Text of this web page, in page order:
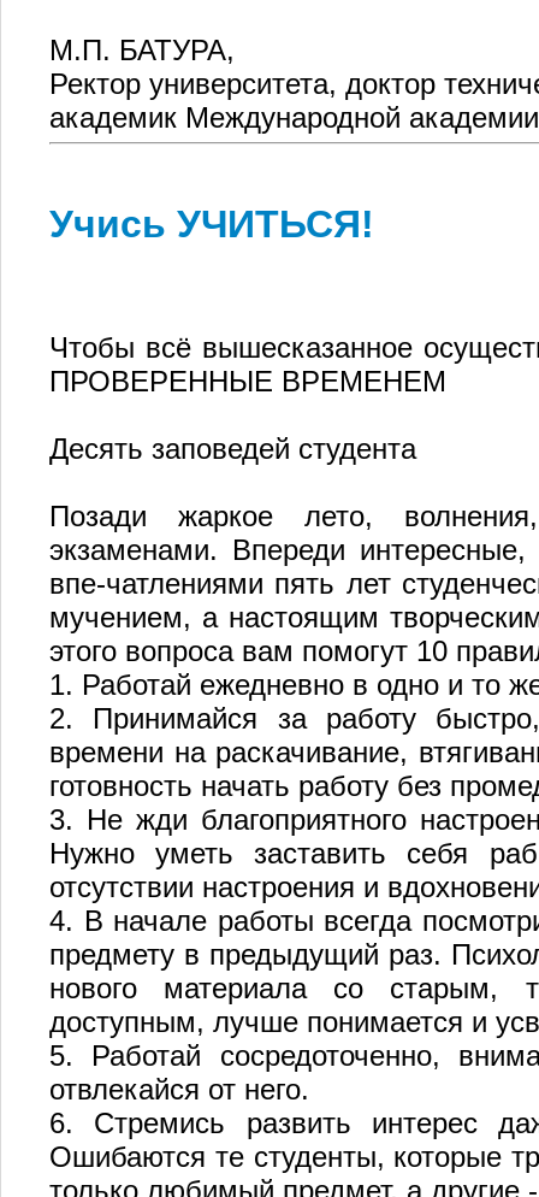
М.П. БАТУРА,
Ректор университета, доктор
академик Международной
Учись УЧИТЬСЯ!
Чтобы всё вышесказанное
ПРОВЕРЕННЫЕ ВРЕМЕНЕМ
Десять заповедей студента
Позади жаркое лето,
экзаменами. Впереди
впе-чатлениями пять лет
мучением, а настоящим
этого вопроса вам помогут 10
1. Работай ежедневно в одно и то
2. Принимайся за работу
времени на раскачивание,
готовность начать работу без
3. Не жди благоприятного
Нужно уметь заставить себя
отсутствии настроения и
4. В начале работы всегда
предмету в предыдущий раз.
нового материала со старым,
доступным, лучше понимается и
5. Работай сосредоточенно,
отвлекайся от него.
6. Стремись развить интерес
Ошибаются те студенты, которые
только любимый предмет, а другие